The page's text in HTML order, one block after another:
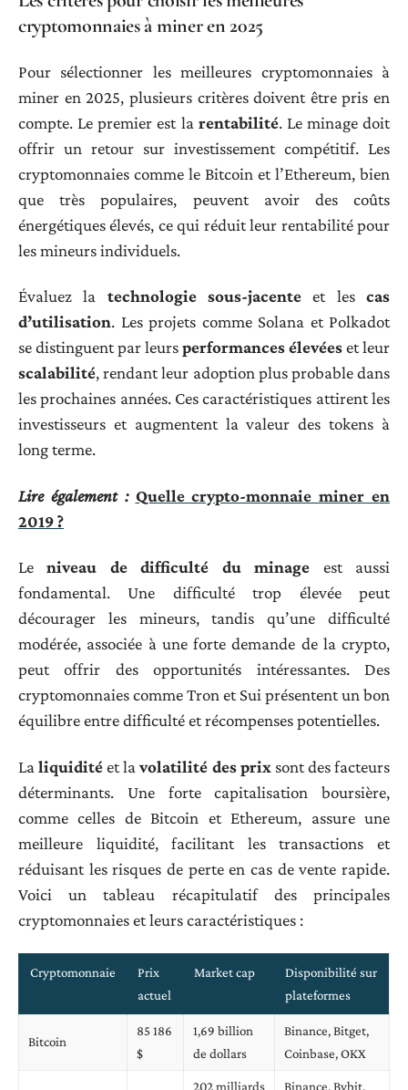
cryptomonnaies à miner en 2025
Pour sélectionner les meilleures cryptomonnaies à
miner en 2025, plusieurs critères doivent être pris en
compte. Le premier est la rentabilité. Le minage doit
offrir un retour sur investissement compétitif. Les
cryptomonnaies comme le Bitcoin et l’Ethereum, bien
que très populaires, peuvent avoir des coûts
énergétiques élevés, ce qui réduit leur rentabilité pour
les mineurs individuels.
Évaluez la technologie sous-jacente et lescas
d’utilisation. Les projets comme Solana et Polkadot
se distinguent par leursperformances élevéeset leur
scalabilité, rendant leur adoption plus probable dans
les prochaines années. Ces caractéristiques attirent les
investisseurs et augmentent la valeur des tokens à
long terme.
Lire également : Quelle crypto-monnaie miner en
2019 ?
Leniveau de difficulté du minage est aussi
fondamental. Une difficulté trop élevée peut
décourager les mineurs, tandis qu’une difficulté
modérée, associée à une forte demande de la crypto,
peut offrir des opportunités intéressantes. Des
cryptomonnaies comme Tron et Sui présentent un bon
équilibre entre difficulté et récompenses potentielles.
Laliquiditéet lavolatilité des prix sont des facteurs
déterminants. Une forte capitalisation boursière,
comme celles de Bitcoin et Ethereum, assure une
meilleure liquidité, facilitant les transactions et
réduisant les risques de perte en cas de vente rapide.
Voici un tableau récapitulatif des principales
cryptomonnaies et leurs caractéristiques :
Cryptomonnaie
Prix
actuel
Market cap
Disponibilité sur
plateformes
Bitcoin
85 186
$
1,69 billion
de dollars
Binance, Bitget,
Coinbase, OKX
202 milliards Binance, Bybit,